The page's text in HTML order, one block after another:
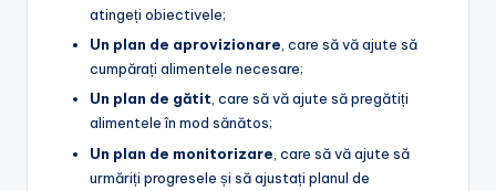
atingeți obiectivele;
Un plan de aprovizionare, care să vă ajute să
cumpărați alimentele necesare;
Un plan de gătit, care să vă ajute să pregătiți
alimentele în mod sănătos;
Un plan de monitorizare , care să vă ajute să
urmăriți progresele și să ajustați planul de